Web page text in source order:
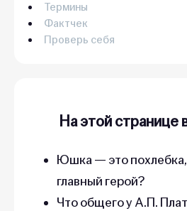
Термины
Фактчек
Проверь себя
На этой странице
Юшка — это похлебка,
главный герой?
Что общего у А.П.